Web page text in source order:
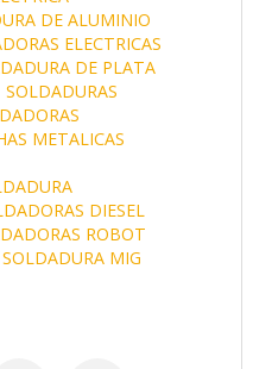
DE ALUMINIO
ELECTRICAS
DE PLATA
SOLDADURAS
METALICAS
DIESEL
ROBOT
SOLDADURA MIG